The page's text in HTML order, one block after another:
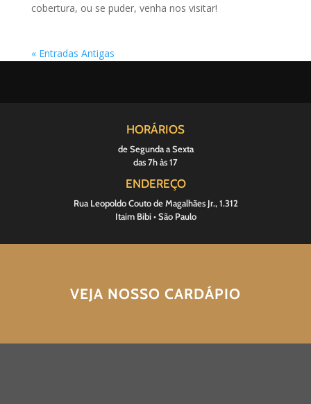
cobertura, ou se puder, venha nos visitar!
« Entradas Antigas
HORÁRIOS
de Segunda a Sexta
das 7h às 17
ENDEREÇO
Rua Leopoldo Couto de Magalhães Jr., 1.312
Itaim Bibi • São Paulo
VEJA NOSSO CARDÁPIO